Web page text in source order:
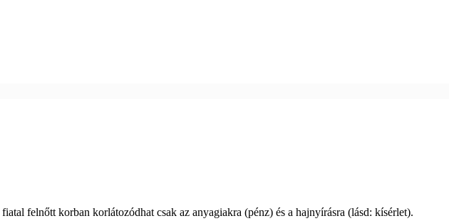
felnőtt korban korlátozódhat csak az anyagiakra (pénz) és a hajnyírásra (lásd: kísérlet).